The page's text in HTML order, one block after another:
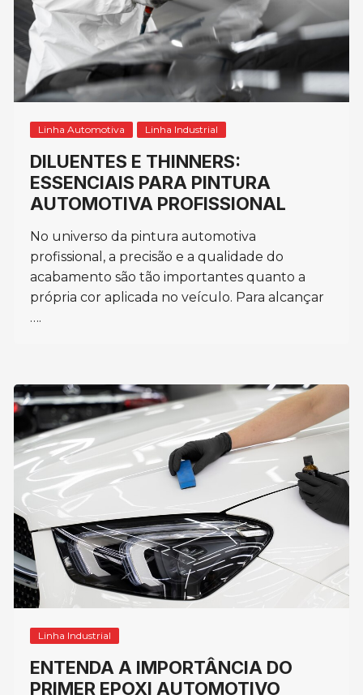
Linha Automotiva Linha Industrial
DILUENTES E THINNERS:
ESSENCIAIS PARA PINTURA
AUTOMOTIVA PROFISSIONAL
No universo da pintura automotiva
profissional, a precisão e a qualidade do
acabamento são tão importantes quanto a
própria cor aplicada no veículo. Para alcançar
….
Linha Industrial
ENTENDA A IMPORTÂNCIA DO
PRIMER EPOXI AUTOMOTIVO